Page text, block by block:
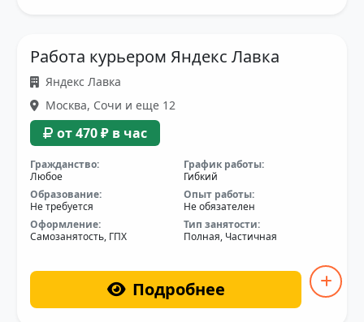
Работа курьером Яндекс Лавка
Яндекс Лавка
Москва, Сочи и еще 12
от 470 ₽ в час
Гражданство:
Любое
График работы:
Гибкий
Образование:
Не требуется
Опыт работы:
Не обязателен
Оформление:
Самозанятость, ГПХ
Тип занятости:
Полная, Частичная
Подробнее